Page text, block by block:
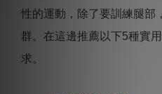
性的運動，除了要訓練腿部
群。在這邊推薦以下5種實
求。